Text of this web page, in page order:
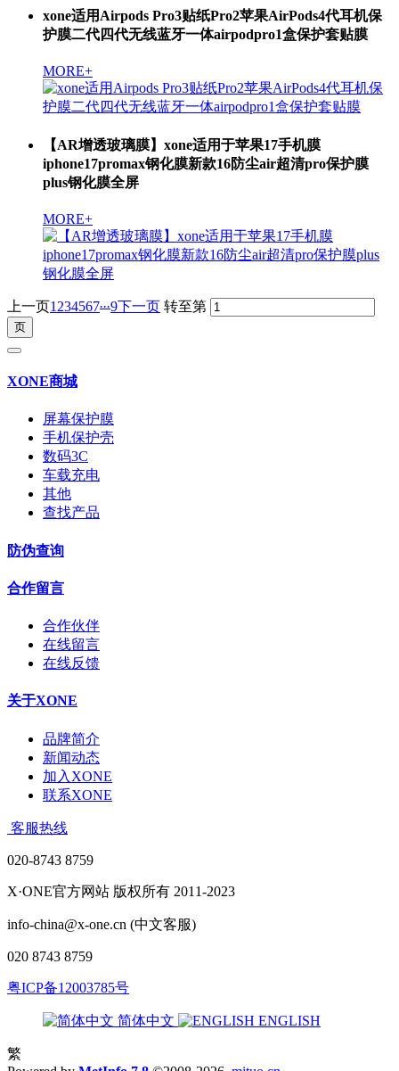
xone适用Airpods Pro3贴纸Pro2苹果AirPods4代耳机保
护膜二代四代无线蓝牙一体airpodpro1盒保护套贴膜
MORE+
【AR增透玻璃膜】xone适用于苹果17手机膜
iphone17promax钢化膜新款16防尘air超清pro保护膜
plus钢化膜全屏
MORE+
上一页1 234567...9下一页 转至第
XONE商城
屏幕保护膜
手机保护壳
数码3C
车载充电
其他
查找产品
防伪查询
合作留言
合作伙伴
在线留言
在线反馈
关于XONE
品牌简介
新闻动态
加入XONE
联系XONE
客服热线
020-8743 8759
X·ONE官方网站 版权所有 2011-2023
info-china@x-one.cn (中文客服)
020 8743 8759
粤ICP备12003785号
简体中文 ENGLISH
繁